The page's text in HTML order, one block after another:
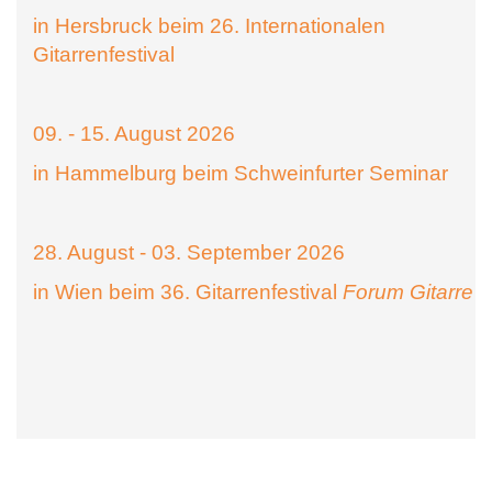
in Hersbruck beim 26. Internationalen
Gitarrenfestival
09. - 15. August 2026
in Hammelburg beim Schweinfurter Seminar
28. August - 03. September 2026
in Wien beim 36. Gitarrenfestival Forum Gitarre